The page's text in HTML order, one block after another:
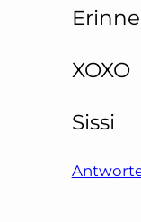
XOXO
Sissi